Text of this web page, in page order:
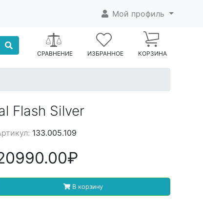
Мой профиль
СРАВНЕНИЕ ИЗБРАННОЕ КОРЗИНА
Flash Silver
133.005.109
В корзину